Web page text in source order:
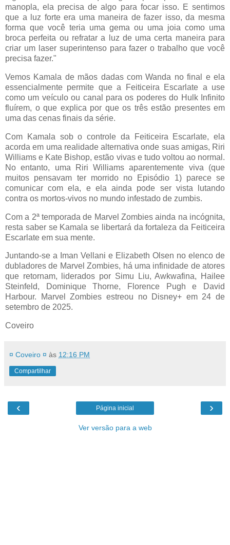
manopla, ela precisa de algo para focar isso. E sentimos
que a luz forte era uma maneira de fazer isso, da mesma
forma que você teria uma gema ou uma joia como uma
broca perfeita ou refratar a luz de uma certa maneira para
criar um laser superintenso para fazer o trabalho que você
precisa fazer."
Vemos Kamala de mãos dadas com Wanda no final e ela
essencialmente permite que a Feiticeira Escarlate a use
como um veículo ou canal para os poderes do Hulk Infinito
fluírem, o que explica por que os três estão presentes em
uma das cenas finais da série.
Com Kamala sob o controle da Feiticeira Escarlate, ela
acorda em uma realidade alternativa onde suas amigas, Riri
Williams e Kate Bishop, estão vivas e tudo voltou ao normal.
No entanto, uma Riri Williams aparentemente viva (que
muitos pensavam ter morrido no Episódio 1) parece se
comunicar com ela, e ela ainda pode ser vista lutando
contra os mortos-vivos no mundo infestado de zumbis.
Com a 2ª temporada de Marvel Zombies ainda na incógnita,
resta saber se Kamala se libertará da fortaleza da Feiticeira
Escarlate em sua mente.
Juntando-se a Iman Vellani e Elizabeth Olsen no elenco de
dubladores de Marvel Zombies, há uma infinidade de atores
que retornam, liderados por Simu Liu, Awkwafina, Hailee
Steinfeld, Dominique Thorne, Florence Pugh e David
Harbour. Marvel Zombies estreou no Disney+ em 24 de
setembro de 2025.
Coveiro
¤ Coveiro ¤ às 12:16 PM
Compartilhar
‹ ›
Página inicial
Ver versão para a web